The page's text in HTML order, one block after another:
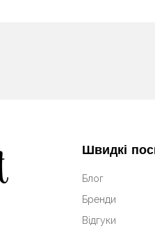
Швидкі
Блог
Бренди
Відгуки